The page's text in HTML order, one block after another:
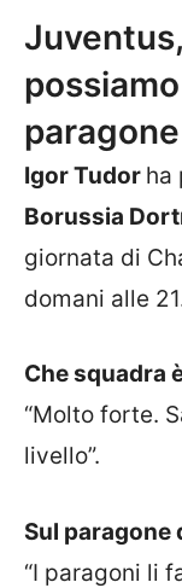
Igor Tudor ha
Borussia
giornata di
domani alle
Che squadra
“Molto forte.
livello”.
Sul paragone
“I paragoni li